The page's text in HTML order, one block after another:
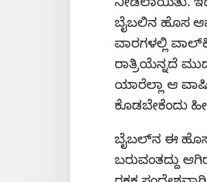
ನೀಡಲಾಯಿತು.
ಬೈಬಲಿನ ಹೊಸ
ವಾರಗಳಲ್ಲಿ
ರಾತ್ರಿಯೆನ್ನದೆ
ಯಾರೆಲ್ಲಾ ಆ
ಕೊಡಬೇಕೆಂದು
ಬೈಬಲ್‌ನ ಈ ಹೊಸ
ಬರುವಂತದ್ದು